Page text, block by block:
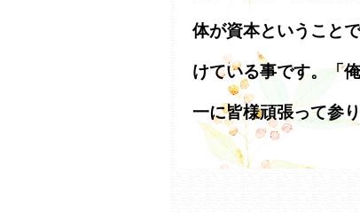
体が資本ということ
けている事です。「
一に皆様頑張って参